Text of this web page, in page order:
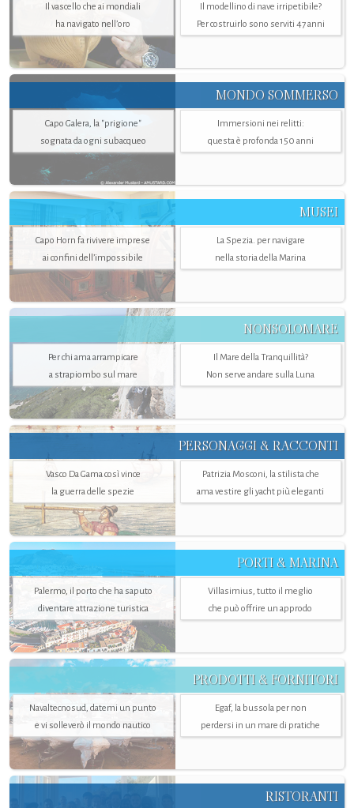
Il vascello che ai mondiali
ha navigato nell’oro
Il modellino di nave irripetibile?
Per costruirlo sono serviti 47 anni
MONDO SOMMERSO
Capo Galera, la "prigione"
sognata da ogni subacqueo
Immersioni nei relitti:
questa è profonda 150 anni
MUSEI
Capo Horn fa rivivere imprese
ai confini dell’impossibile
La Spezia. per navigare
nella storia della Marina
NONSOLOMARE
Per chi ama arrampicare
a strapiombo sul mare
Il Mare della Tranquillità?
Non serve andare sulla Luna
PERSONAGGI & RACCONTI
Vasco Da Gama così vince
la guerra delle spezie
Patrizia Mosconi, la stilista che
ama vestire gli yacht più eleganti
PORTI & MARINA
Palermo, il porto che ha saputo
diventare attrazione turistica
Villasimius, tutto il meglio
che può offrire un approdo
PRODOTTI & FORNITORI
Navaltecnosud, datemi un punto
e vi solleverò il mondo nautico
Egaf, la bussola per non
perdersi in un mare di pratiche
RISTORANTI